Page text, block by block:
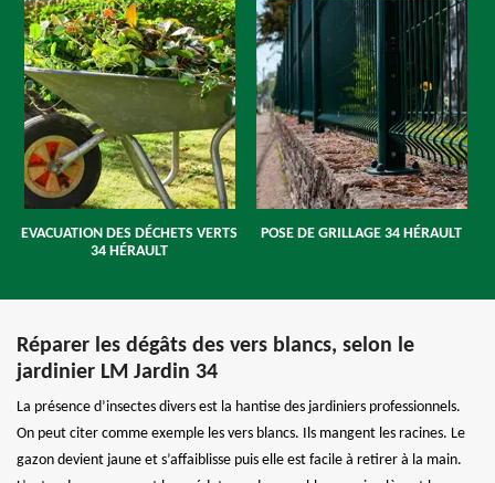
EVACUATION DES DÉCHETS VERTS
34 HÉRAULT
POSE DE GRILLAGE 34 HÉRAULT
Réparer les dégâts des vers blancs, selon le
jardinier LM Jardin 34
La présence d’insectes divers est la hantise des jardiniers professionnels.
On peut citer comme exemple les vers blancs. Ils mangent les racines. Le
gazon devient jaune et s’affaiblisse puis elle est facile à retirer à la main.